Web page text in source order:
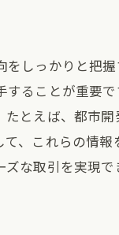
密着型だからこそ
満足度を追求し
取引を支えるバッ
事例から学ぶ売
しっかりと把
ることが重要
とえば、都市
、これらの情
な取引を実現で